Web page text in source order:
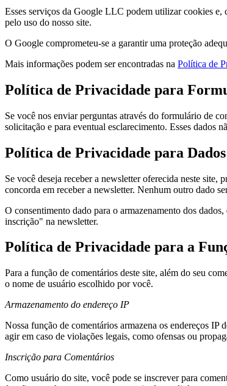
Esses serviços da Google LLC podem utilizar cookies e,
pelo uso do nosso site.
O Google comprometeu-se a garantir uma proteção
Mais informações podem ser encontradas na Política de
Política de Privacidade para
Se você nos enviar perguntas através do formulário de
solicitação e para eventual esclarecimento. Esses dados
Política de Privacidade para
Se você deseja receber a newsletter oferecida neste
concorda em receber a newsletter. Nenhum outro dado
O consentimento dado para o armazenamento dos
inscrição" na newsletter.
Política de Privacidade para a
Para a função de comentários deste site, além do seu
o nome de usuário escolhido por você.
Armazenamento do endereço IP
Nossa função de comentários armazena os endereços IP
agir em caso de violações legais, como ofensas ou
Inscrição para Comentários
Como usuário do site, você pode se inscrever para